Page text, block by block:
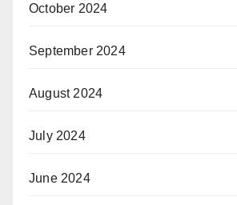
October 2024
September 2024
August 2024
July 2024
June 2024